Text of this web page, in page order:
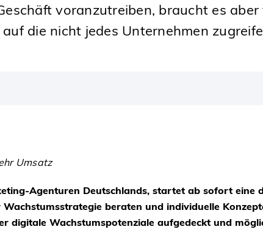
voranzutreiben, braucht es
die nicht jedes Unternehmen
Umsatz
Agenturen Deutschlands, startet ab sofort eine
beraten und individuelle
digitale Wachstumspotenziale aufgedeckt und